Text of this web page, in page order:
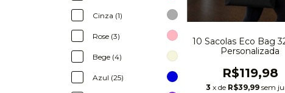
Cinza (1)
Rose (3)
Bege (4)
Azul (25)
10 Sacolas Eco Bag
Personalizada
R$119,98
3 x de R$39,99 sem